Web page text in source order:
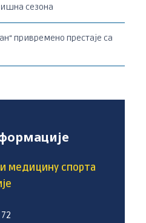
сезона
привремено престаје са
медицину спорта